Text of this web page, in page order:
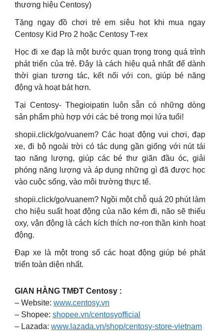
thương hiệu Centosy)
Tặng ngay đồ chơi trẻ em siêu hot khi mua ngay
Centosy Kid Pro 2 hoặc Centosy T-rex
Học đi xe đạp là một bước quan trọng trong quá trình
phát triển của trẻ. Đây là cách hiệu quả nhất để dành
thời gian tương tác, kết nối với con, giúp bé năng
động và hoạt bát hơn.
Tại Centosy- Thegioipatin luôn sẵn có những dòng
sản phẩm phù hợp với các bé trong mọi lứa tuổi!
shopii.click/go/vuanem? Các hoạt động vui chơi, đạp
xe, đi bộ ngoài trời có tác dụng gần giống với nút tái
tạo năng lượng, giúp các bé thư giãn đầu óc, giải
phóng năng lượng và áp dụng những gì đã được học
vào cuộc sống, vào môi trường thực tế.
shopii.click/go/vuanem? Ngồi một chỗ quá 20 phút làm
cho hiệu suất hoạt động của não kém đi, não sẽ thiếu
oxy, vận động là cách kích thích nơ-ron thần kinh hoạt
động.
Đạp xe là một trong số các hoạt động giúp bé phát
triển toàn diện nhất.
GIAN HÀNG TMĐT Centosy :
– Website: www.centosy.vn
– Shopee: shopee.vn/centosyofficial
– Lazada: www.lazada.vn/shop/centosy-store-vietnam